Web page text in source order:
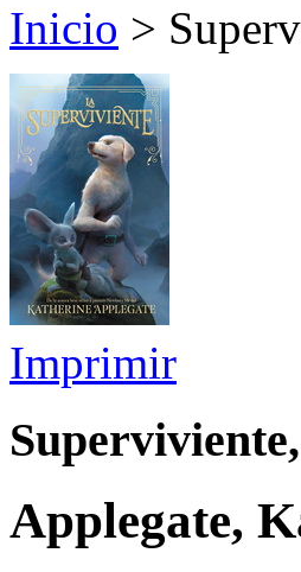
Inicio >
Imprimir
Applegate,